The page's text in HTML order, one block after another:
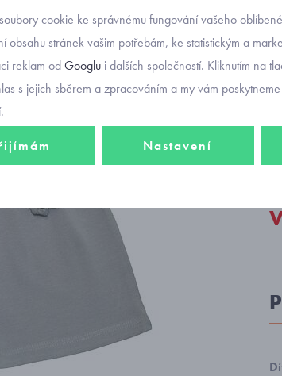
-25%
cookie ke správnému fungování vašeho
obsahu stránek vašim potřebám, ke statistickým a
reklam odGooglu i dalších společností. Kliknutím na
s jejich sběrem a zpracováním a my vám
Nastavení